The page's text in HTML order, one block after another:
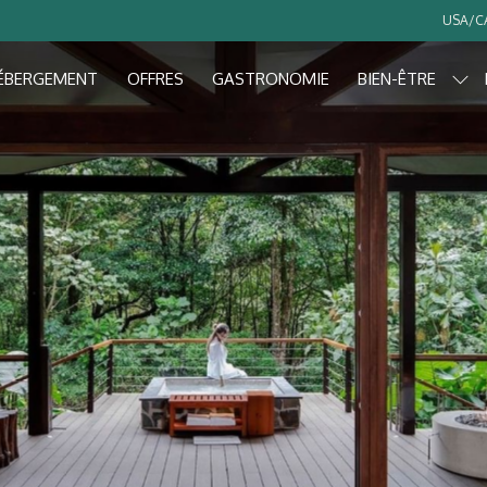
USA/
OFFRES GASTRONOMIE BIEN-ÊTRE